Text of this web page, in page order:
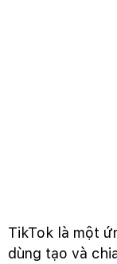
TikTok là một
dùng tạo và